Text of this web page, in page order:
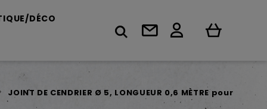
DÉCO
JOINT DE CENDRIER Ø 5, LONGUEUR 0,6 MÈTRE pour